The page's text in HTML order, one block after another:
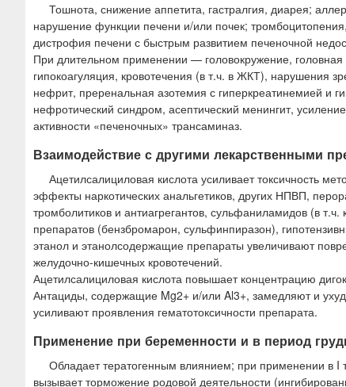
Тошнота, снижение аппетита, гастралгия, диарея;
нарушение функции печени и/или почек;
дистрофия печени с быстрым развитием печеночной
При длительном применении — головокружение,
гипокоагуляция, кровотечения (в т.ч. в ЖКТ), нарушения
нефрит, преренальная азотемия с гиперкреатинемией и
нефротический синдром, асептический менингит,
активности «печеночных» трансаминаз.
Взаимодействие с другими лекарственными
Ацетилсалициловая кислота усиливает токсичность
эффекты наркотических анальгетиков, других НПВП,
тромболитиков и антиагрегантов, сульфаниламидов (в
препаратов (бензбромарон, сульфинпиразон),
этанол и этанолсодержащие препараты увеличивают
желудочно-кишечных кровотечений.
Ацетилсалициловая кислота повышает концентрацию
Антациды, содержащие Mg2+ и/или Al3+, замедляют и
усиливают проявления гематотоксичности препарата.
Применение при беременности и в период
Обладает тератогенным влиянием; при применении в I
вызывает торможение родовой деятельности